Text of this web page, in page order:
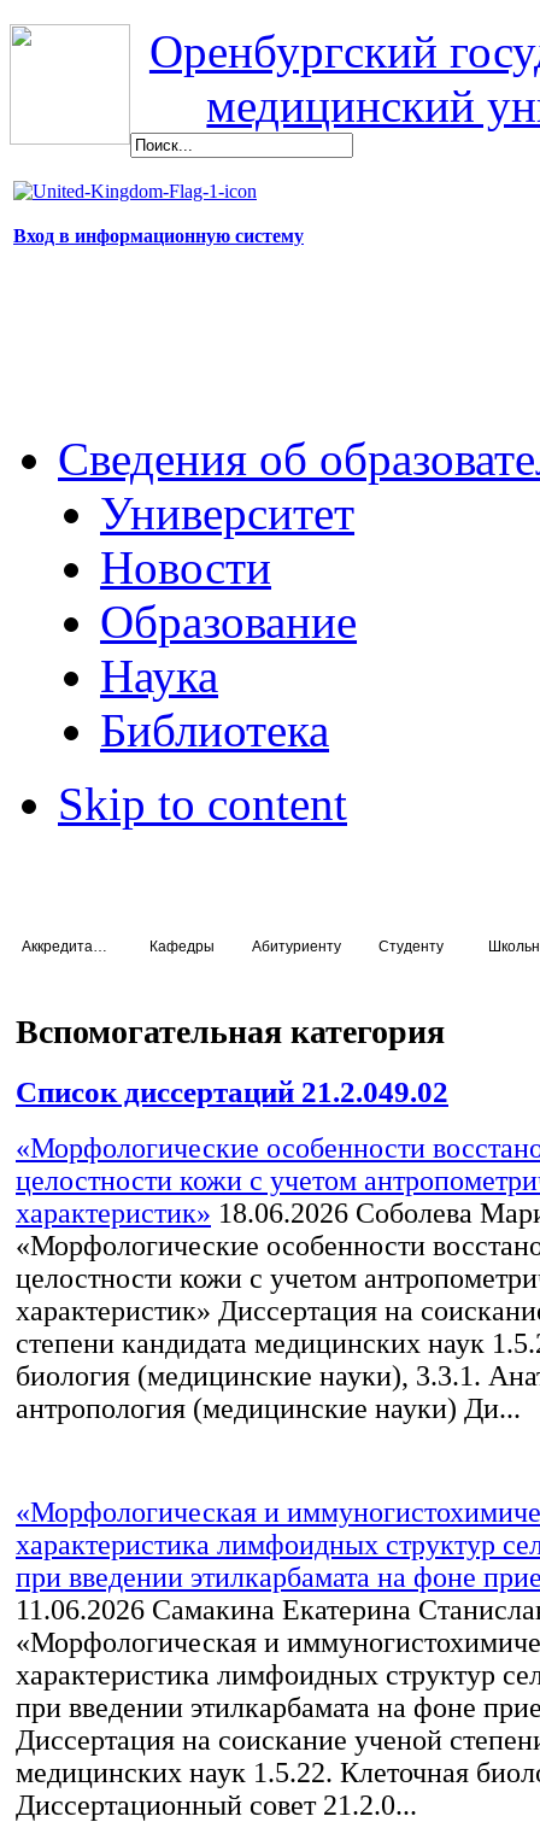
Оренбургский
медицинский
Вход в информационную систему
Сведения об
Университет
Новости
Образование
Наука
Библиотека
Skip to content
Кафедры Абитуриенту Студенту
Вспомогательная категория
Список диссертаций 21.2.049.02
«Морфологические особенности
целостности кожи с учетом
характеристик» 18.06.2026 Соболева
«Морфологические особенности
целостности кожи с учетом
характеристик» Диссертация на
степени кандидата медицинских наук
биология (медицинские науки), 3.3.1.
антропология (медицинские науки) Ди...
«Морфологическая и
характеристика лимфоидных структур
при введении этилкарбамата на фоне
11.06.2026 Самакина Екатерина
«Морфологическая и
характеристика лимфоидных структур
при введении этилкарбамата на фоне
Диссертация на соискание ученой
медицинских наук 1.5.22. Клеточная
Диссертационный совет 21.2.0...